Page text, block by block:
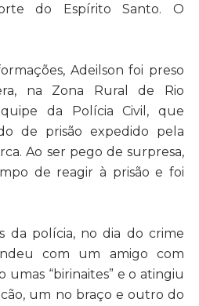
do Espírito Santo. O
Adeilson foi preso
na Zona Rural de Rio
da Polícia Civil, que
de prisão expedido pela
Ao ser pego de surpresa,
de reagir à prisão e foi
da polícia, no dia do crime
com um amigo com
“birinaites” e o atingiu
um no braço e outro do